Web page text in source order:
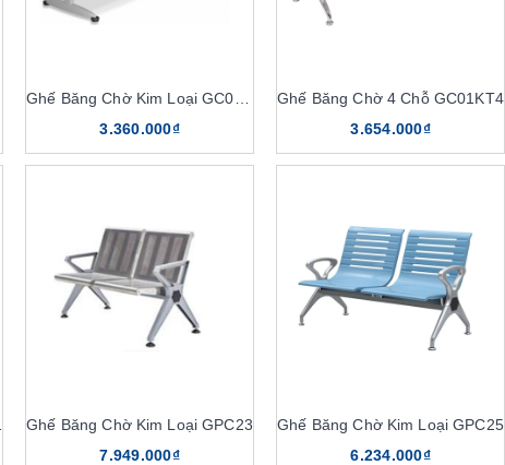
3.360.000₫
Ghế Băng Chờ 4 Chỗ GC01KT4
3.654.000₫
Ghế Băng Chờ Kim Loại GPC23
7.949.000₫
Ghế Băng Chờ Kim Loại GPC25
6.234.000₫